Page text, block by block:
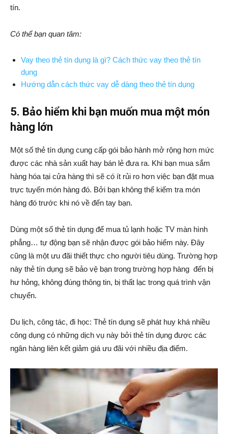
tín.
Có thể bạn quan tâm:
Vay theo thẻ tín dụng là gì? Cách thức vay theo thẻ tín
dụng
Hướng dẫn cách thức vay dễ dàng theo thẻ tín dụng
5. Bảo hiểm khi bạn muốn mua một món
hàng lớn
Một số thẻ tín dụng cung cấp gói bảo hành mở rộng hơn mức
được các nhà sản xuất hay bán lẻ đưa ra. Khi bạn mua sắm
hàng hóa tại cửa hàng thì sẽ có ít rủi ro hơn việc bạn đặt mua
trực tuyến món hàng đó. Bởi bạn không thể kiểm tra món
hàng đó trước khi nó về đến tay bạn.
Dùng một số thẻ tín dụng để mua tủ lạnh hoặc TV màn hình
phẳng… tự động bạn sẽ nhận được gói bảo hiểm này. Đây
cũng là một ưu đãi thiết thực cho người tiêu dùng. Trường hợp
này thẻ tín dụng sẽ bảo vệ bạn trong trường hợp hàng đến bị
hư hỏng, không đúng thông tin, bị thất lạc trong quá trình vận
chuyển.
Du lịch, công tác, đi học: Thẻ tín dụng sẽ phát huy khá nhiều
công dụng có những dịch vụ này bởi thẻ tín dụng được các
ngân hàng liên kết giảm giá ưu đãi với nhiều địa điểm.